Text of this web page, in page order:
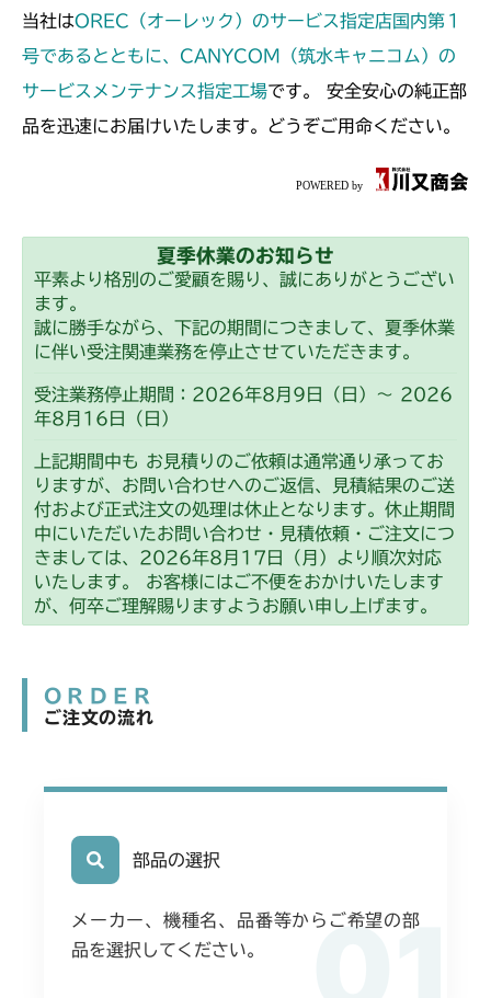
本体 FIG51 刈刃
CMX2202YCV/YCS
本体 FIG31 刈刃
CMX2206HC
本体 FIG28 刈刃
CMX2402HC
本体 FIG29 刈刃
CMX2502
本体 FIG28 刈刃
CMX2506YC/YCV/YCS
本体 FIG33 刈刃
当社はOREC（オーレック）のサービス指定店国内第１
号であるとともに、CANYCOM（筑水キャニコム）の
サービスメンテナンス指定工場です。 安全安心の純正部
品を迅速にお届けいたします。どうぞご用命ください。
夏季休業のお知らせ
平素より格別のご愛顧を賜り、誠にありがとうござい
ます。
誠に勝手ながら、下記の期間につきまして、夏季休業
に伴い受注関連業務を停止させていただきます。
受注業務停止期間：2026年8月9日（日）～ 2026
年8月16日（日）
上記期間中も お見積りのご依頼は通常通り承ってお
りますが、お問い合わせへのご返信、見積結果のご送
付および正式注文の処理は休止となります。休止期間
中にいただいたお問い合わせ・見積依頼・ご注文につ
きましては、2026年8月17日（月）より順次対応
いたします。 お客様にはご不便をおかけいたします
が、何卒ご理解賜りますようお願い申し上げます。
ORDER
ご注文の流れ
01
部品の選択
メーカー、機種名、品番等からご希望の部
品を選択してください。